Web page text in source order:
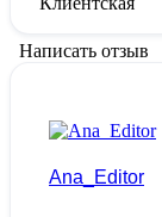
Написать отзыв
Ana_Editor